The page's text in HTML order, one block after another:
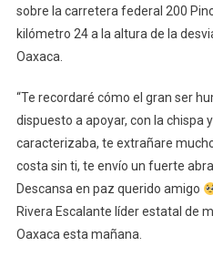
sobre la carretera federal 200
kilómetro 24 a la altura de la
Oaxaca.
“Te recordaré cómo el gran ser
dispuesto a apoyar, con la chispa
caracterizaba, te extrañare
costa sin ti, te envío un fuerte
Descansa en paz querido amigo
Rivera Escalante líder estatal de
Oaxaca esta mañana.